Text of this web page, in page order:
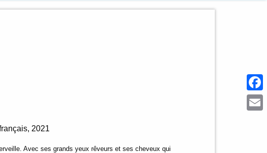
2021
Avec ses grands yeux rêveurs et ses cheveux qui